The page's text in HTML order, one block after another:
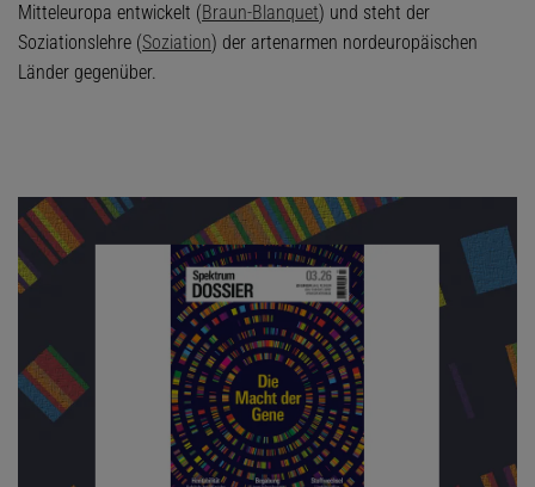
Mitteleuropa entwickelt (Braun-Blanquet) und steht der
Soziationslehre (Soziation) der artenarmen nordeuropäischen
Länder gegenüber.